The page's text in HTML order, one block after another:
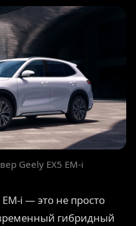
Geely EX5 EM-i
i — это не просто
гибридный